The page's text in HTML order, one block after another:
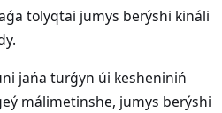
tolyqtai jumys berýshi kináli
jańa turǵyn úi kesheniniń
málimetinshe, jumys berýshi